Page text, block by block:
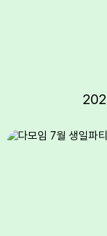
광복절
17
여름방학